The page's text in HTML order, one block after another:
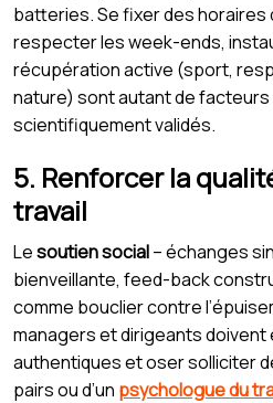
batteries. Se fixer des horaires
respecter les week-ends,
récupération active (sport,
nature) sont autant de
scientifiquement validés.
5. Renforcer la
travail
Lesoutien social– échanges
bienveillante, feed-back
comme bouclier contre
managers et dirigeants
authentiques et oser solliciter
pairs ou d’un psychologue du